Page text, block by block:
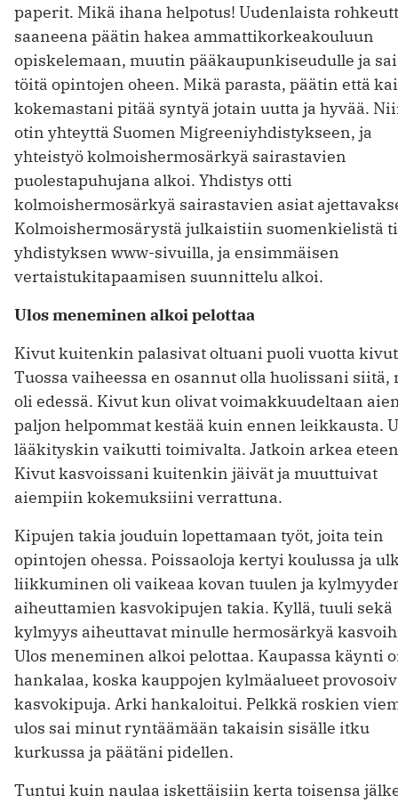
paperit. Mikä ihana helpotus! Uudenlaista
saaneena päätin hakea ammattikorkeakouluun
opiskelemaan, muutin pääkaupunkiseudulle ja
töitä opintojen oheen. Mikä parasta, päätin että
kokemastani pitää syntyä jotain uutta ja hyvää.
otin yhteyttä Suomen Migreeniyhdistykseen, ja
yhteistyö kolmoishermosärkyä sairastavien
puolestapuhujana alkoi. Yhdistys otti
kolmoishermosärkyä sairastavien asiat
Kolmoishermosärystä julkaistiin suomenkielistä
yhdistyksen www-sivuilla, ja ensimmäisen
vertaistukitapaamisen suunnittelu alkoi.
Ulos meneminen alkoi pelottaa
Kivut kuitenkin palasivat oltuani puoli vuotta
Tuossa vaiheessa en osannut olla huolissani siitä,
oli edessä. Kivut kun olivat voimakkuudeltaan
paljon helpommat kestää kuin ennen leikkausta.
lääkityskin vaikutti toimivalta. Jatkoin arkea
Kivut kasvoissani kuitenkin jäivät ja muuttuivat
aiempiin kokemuksiini verrattuna.
Kipujen takia jouduin lopettamaan työt, joita tein
opintojen ohessa. Poissaoloja kertyi koulussa ja
liikkuminen oli vaikeaa kovan tuulen ja
aiheuttamien kasvokipujen takia. Kyllä, tuuli sekä
kylmyys aiheuttavat minulle hermosärkyä
Ulos meneminen alkoi pelottaa. Kaupassa käynti
hankalaa, koska kauppojen kylmäalueet
kasvokipuja. Arki hankaloitui. Pelkkä roskien
ulos sai minut ryntäämään takaisin sisälle itku
kurkussa ja päätäni pidellen.
Tuntui kuin naulaa iskettäisiin kerta toisensa